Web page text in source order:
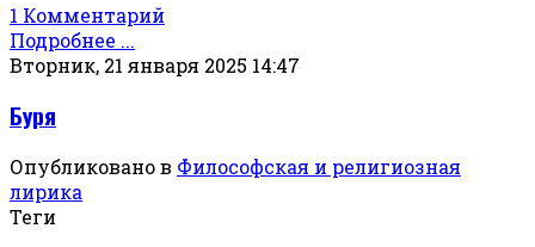
1 Комментарий
Подробнее ...
Вторник, 21 января 2025 14:47
Буря
Опубликовано в Философская и религиозная
лирика
Теги